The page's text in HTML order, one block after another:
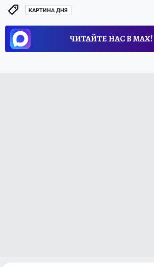
КАРТИНА ДНЯ
ЧИТАЙТЕ НАС В МАХ!